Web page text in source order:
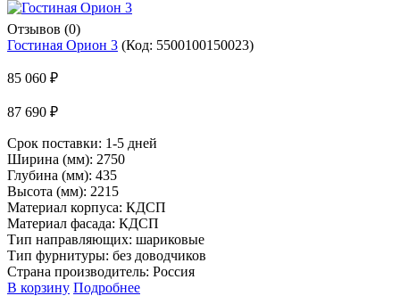
Отзывов (0)
Гостиная Орион 3 (Код: 5500100150023)
85 060 ₽
87 690 ₽
Срок поставки: 1-5 дней
Ширина (мм): 2750
Глубина (мм): 435
Высота (мм): 2215
Материал корпуса: КДСП
Материал фасада: КДСП
Тип направляющих: шариковые
Тип фурнитуры: без доводчиков
Страна производитель: Россия
В корзину Подробнее